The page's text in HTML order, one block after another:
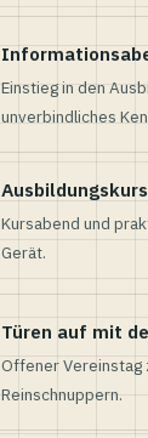
Einstieg in den
unverbindliches
Ausbildungskurs
Kursabend und
Gerät.
Türen auf mit
Offener Vereinstag
Reinschnuppern.